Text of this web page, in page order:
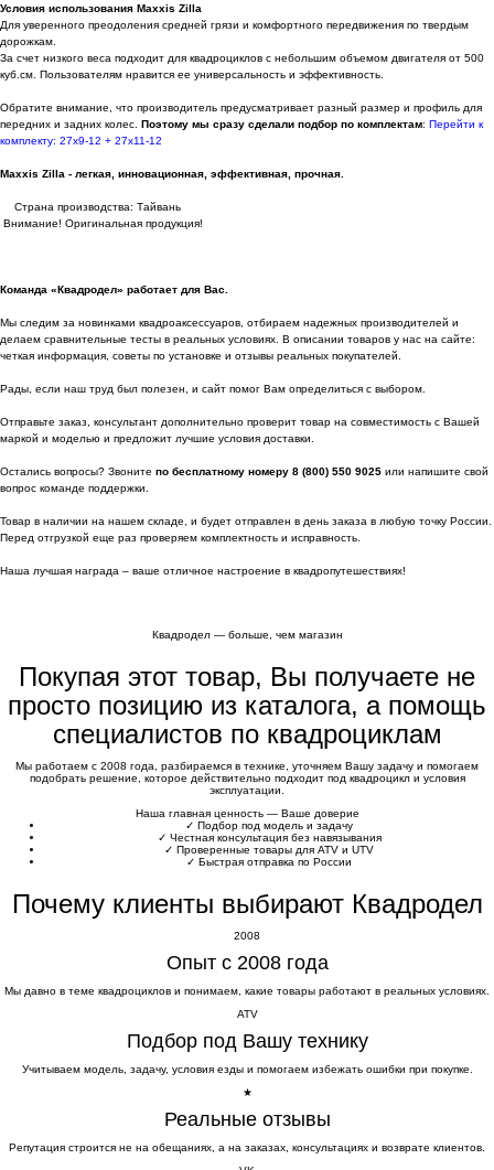
Условия использования Maxxis Zilla
Для уверенного преодоления средней грязи и комфортного передвижения по твердым
дорожкам.
За счет низкого веса подходит для квадроциклов с небольшим объемом двигателя от 500
куб.см. Пользователям нравится ее универсальность и эффективность.
Обратите внимание, что производитель предусматривает разный размер и профиль для
передних и задних колес. Поэтому мы сразу сделали подбор по комплектам: Перейти к
комплекту: 27х9-12 + 27х11-12
Maxxis Zilla - легкая, инновационная, эффективная, прочная.
Страна производства: Тайвань
Внимание! Оригинальная продукция!
Команда «Квадродел» работает для Вас.
Мы следим за новинками квадроаксессуаров, отбираем надежных производителей и
делаем сравнительные тесты в реальных условиях. В описании товаров у нас на сайте:
четкая информация, советы по установке и отзывы реальных покупателей.
Рады, если наш труд был полезен, и сайт помог Вам определиться с выбором.
Отправьте заказ, консультант дополнительно проверит товар на совместимость с Вашей
маркой и моделью и предложит лучшие условия доставки.
Остались вопросы? Звоните по бесплатному номеру 8 (800) 550 9025 или напишите свой
вопрос команде поддержки.
Товар в наличии на нашем складе, и будет отправлен в день заказа в любую точку России.
Перед отгрузкой еще раз проверяем комплектность и исправность.
Наша лучшая награда – ваше отличное настроение в квадропутешествиях!
Квадродел — больше, чем магазин
Покупая этот товар, Вы получаете не
просто позицию из каталога, а помощь
специалистов по квадроциклам
Мы работаем с 2008 года, разбираемся в технике, уточняем Вашу задачу и помогаем
подобрать решение, которое действительно подходит под квадроцикл и условия
эксплуатации.
Наша главная ценность — Ваше доверие
✓ Подбор под модель и задачу
✓ Честная консультация без навязывания
✓ Проверенные товары для ATV и UTV
✓ Быстрая отправка по России
Почему клиенты выбирают Квадродел
2008
Опыт с 2008 года
Мы давно в теме квадроциклов и понимаем, какие товары работают в реальных условиях.
ATV
Подбор под Вашу технику
Учитываем модель, задачу, условия езды и помогаем избежать ошибки при покупке.
★
Реальные отзывы
Репутация строится не на обещаниях, а на заказах, консультациях и возврате клиентов.